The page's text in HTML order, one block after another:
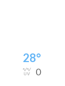
28°
0